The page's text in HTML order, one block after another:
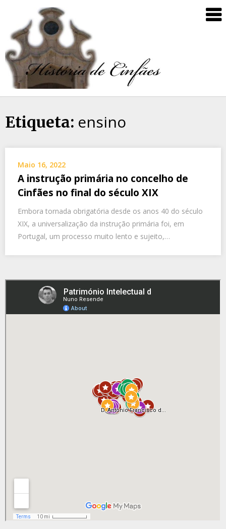
Etiqueta: ensino
Maio 16, 2022
A instrução primária no concelho de
Cinfães no final do século XIX
Embora tornada obrigatória desde os anos 40 do século
XIX, a universalização da instrução primária foi, em
Portugal, um processo muito lento e sujeito,…